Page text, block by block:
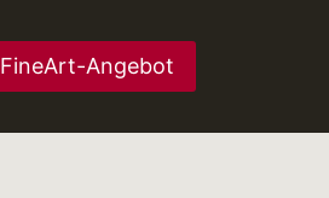
FineArt-Angebot